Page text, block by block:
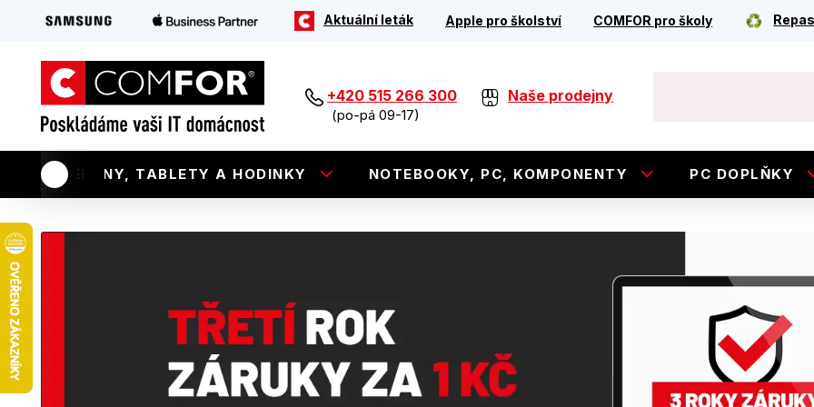
Aktuální leták Apple pro školství COMFOR pro školy
+420 515 266 300
(po-pá 09-17)
Naše prodejny
TELEFONY, TABLETY A HODINKY NOTEBOOKY, PC, KOMPONENTY PC DOPLŇKY